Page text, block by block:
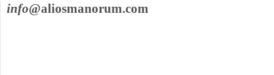
info@aliosmanorum.com